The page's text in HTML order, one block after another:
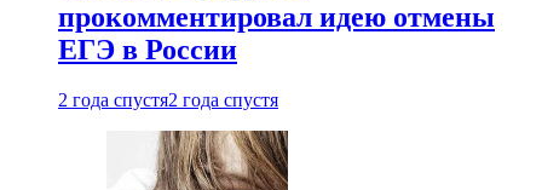
прокомментировал идею отмены
ЕГЭ в России
2 года спустя2 года спустя